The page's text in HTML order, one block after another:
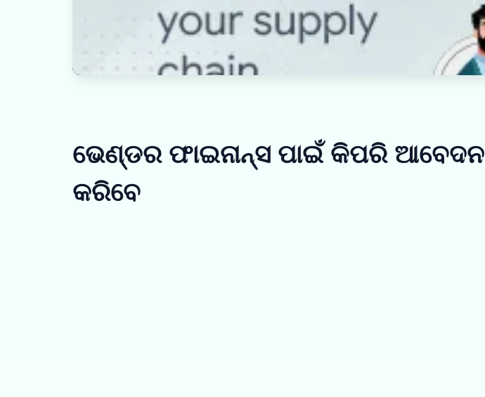
ଭେଣ୍ଡର ଫାଇନାନ୍ସ ପାଇଁ କିପରି ଆବେଦନ
କରିବେ